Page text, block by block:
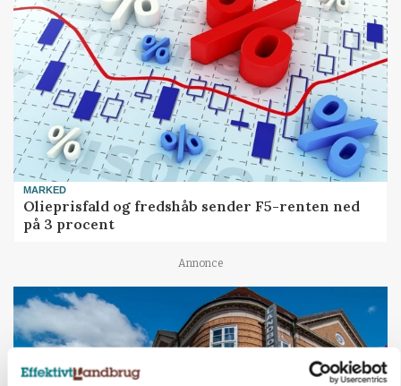
MARKED
Olieprisfald og fredshåb sender F5-renten ned
på 3 procent
Annonce